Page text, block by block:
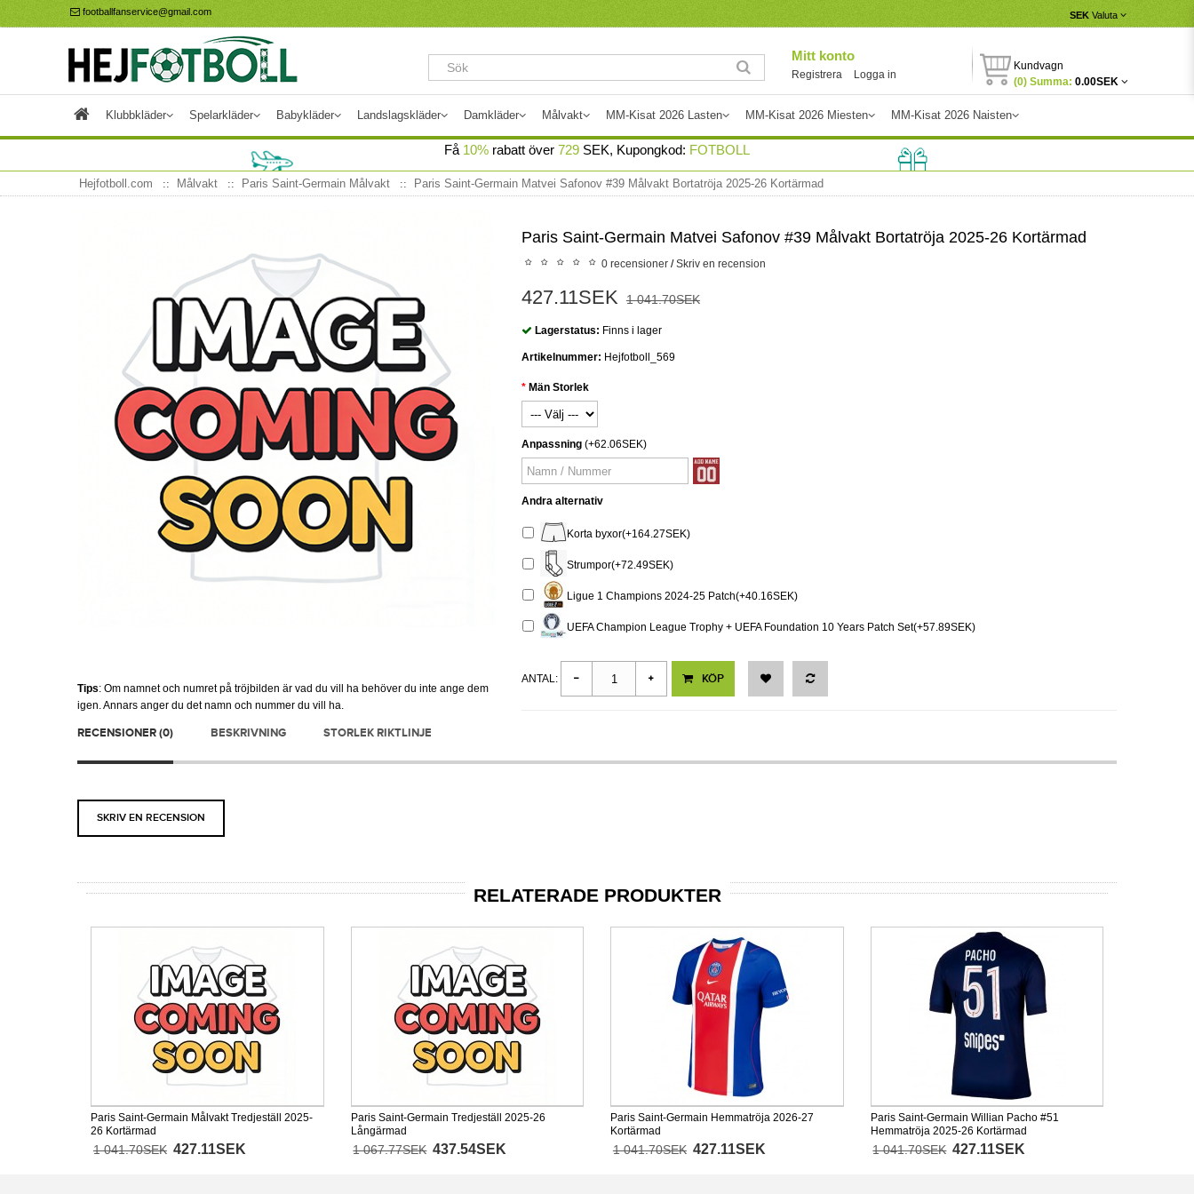
footballfanservice@gmail.com SEK Valuta
Mitt konto
Registrera Logga in
Kundvagn
(0) Summa: 0.00SEK
Klubbkläder Spelarkläder Babykläder Landslagskläder Damkläder Målvakt MM-Kisat 2026 Lasten MM-Kisat 2026 Miesten MM-Kisat 2026 Naisten
Få 10% rabatt över 729 SEK, Kupongkod: FOTBOLL
Hejfotboll.com Målvakt Paris Saint-Germain Målvakt Paris Saint-Germain Matvei Safonov #39 Målvakt Bortatröja 2025-26 Kortärmad
Tips: Om namnet och numret på tröjbilden är vad du vill ha behöver du inte ange dem
igen. Annars anger du det namn och nummer du vill ha.
Paris Saint-Germain Matvei Safonov #39 Målvakt Bortatröja 2025-26 Kortärmad
0 recensioner /Skriv en recension
427.11SEK 1 041.70SEK
Lagerstatus: Finns i lager
Artikelnummer: Hejfotboll_569
Män Storlek
Anpassning (+62.06SEK)
Andra alternativ
Korta byxor(+164.27SEK)
Strumpor(+72.49SEK)
Ligue 1 Champions 2024-25 Patch(+40.16SEK)
UEFA Champion League Trophy + UEFA Foundation 10 Years Patch Set(+57.89SEK)
ANTAL: KÖP
RECENSIONER (0) BESKRIVNING STORLEK RIKTLINJE
SKRIV EN RECENSION
RELATERADE PRODUKTER
Paris Saint-Germain Målvakt Tredjeställ 2025-
26 Kortärmad
1 041.70SEK 427.11SEK
Paris Saint-Germain Tredjeställ 2025-26
Långärmad
1 067.77SEK 437.54SEK
Paris Saint-Germain Hemmatröja 2026-27
Kortärmad
1 041.70SEK 427.11SEK
Paris Saint-Germain Willian Pacho #51
Hemmatröja 2025-26 Kortärmad
1 041.70SEK 427.11SEK